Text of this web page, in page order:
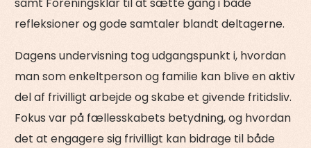
samt Foreningsklar til at sætte gang i både
refleksioner og gode samtaler blandt deltagerne.
Dagens undervisning tog udgangspunkt i, hvordan
man som enkeltperson og familie kan blive en aktiv
del af frivilligt arbejde og skabe et givende fritidsliv.
Fokus var på fællesskabets betydning, og hvordan
det at engagere sig frivilligt kan bidrage til både